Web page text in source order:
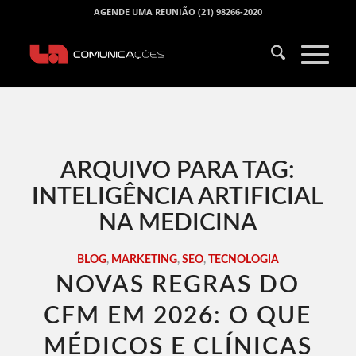
AGENDE UMA REUNIÃO (21) 98266-2020
ARQUIVO PARA TAG:
INTELIGÊNCIA ARTIFICIAL
NA MEDICINA
BLOG, MARKETING, SEO, TECNOLOGIA
NOVAS REGRAS DO
CFM EM 2026: O QUE
MÉDICOS E CLÍNICAS